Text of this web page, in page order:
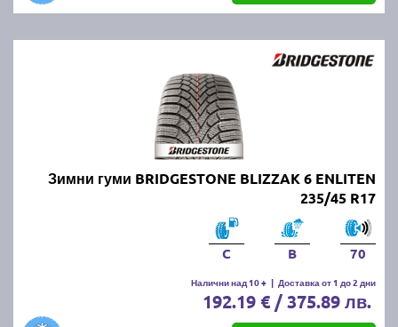
Зимни гуми BRIDGESTONE BLIZZAK 6 ENLITEN
235/45 R17
C B 70
Налични над 10 + | Доставка от 1 до 2 дни
192.19 € / 375.89 лв.